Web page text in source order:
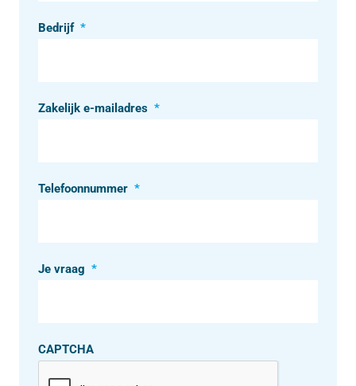
Bedrijf *
Zakelijk e-mailadres *
Telefoonnummer *
Je vraag *
CAPTCHA